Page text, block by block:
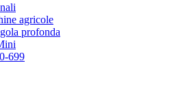
agricole
profonda
699